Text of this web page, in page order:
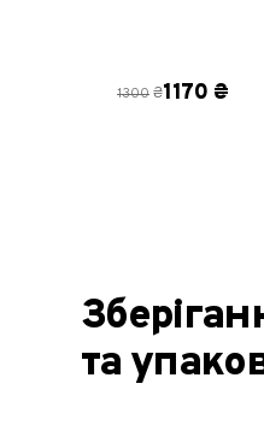
1300 ₴1170 ₴
та